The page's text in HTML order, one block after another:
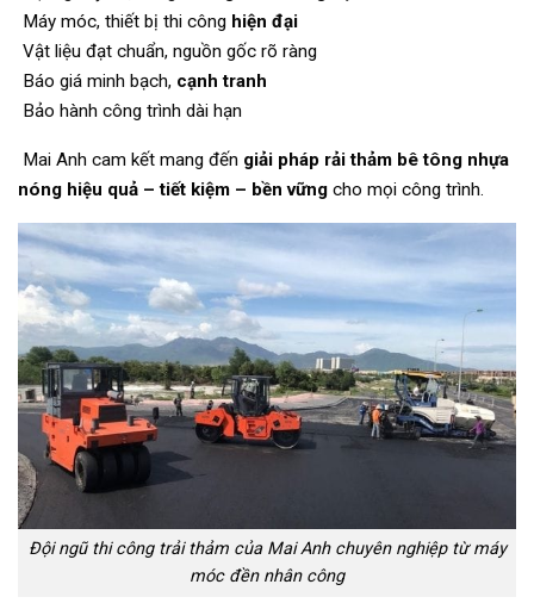
Máy móc, thiết bị thi công hiện đại
Vật liệu đạt chuẩn, nguồn gốc rõ ràng
Báo giá minh bạch, cạnh tranh
Bảo hành công trình dài hạn
Mai Anh cam kết mang đến giải pháp rải thảm bê tông nhựa
nóng hiệu quả – tiết kiệm – bền vững cho mọi công trình.
Đội ngũ thi công trải thảm của Mai Anh chuyên nghiệp từ máy
móc đền nhân công